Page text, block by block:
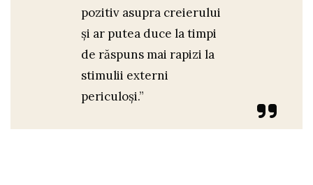
pozitiv asupra creierului
şi ar putea duce la timpi
de răspuns mai rapizi la
stimulii externi
periculoşi.”